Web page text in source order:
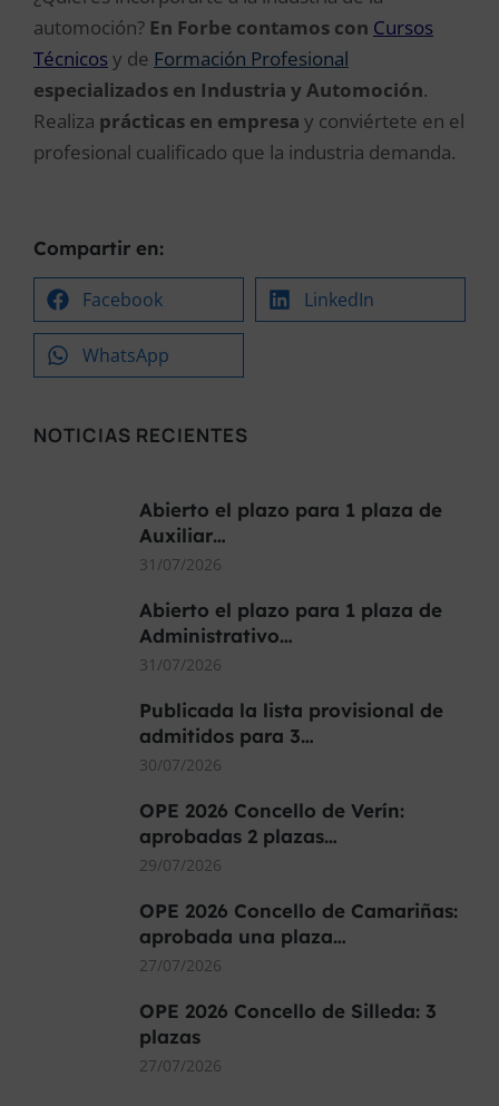
automoción? En Forbe contamos con Cursos
Técnicos y de Formación Profesional
especializados en Industria y Automoción.
Realiza prácticas en empresa y conviértete en el
profesional cualificado que la industria demanda.
Compartir en:
Facebook LinkedIn
WhatsApp
NOTICIAS RECIENTES
Abierto el plazo para 1 plaza de
Auxiliar…
31/07/2026
Abierto el plazo para 1 plaza de
Administrativo…
31/07/2026
Publicada la lista provisional de
admitidos para 3…
30/07/2026
OPE 2026 Concello de Verín:
aprobadas 2 plazas…
29/07/2026
OPE 2026 Concello de Camariñas:
aprobada una plaza…
27/07/2026
OPE 2026 Concello de Silleda: 3
plazas
27/07/2026